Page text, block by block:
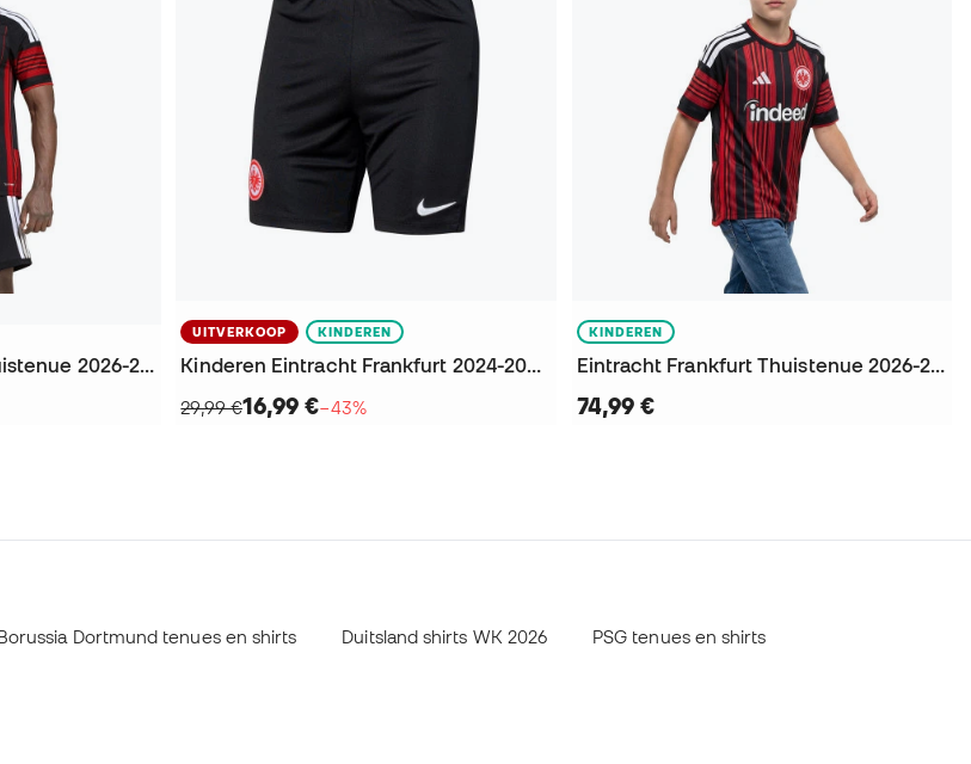
Eintracht Frankfurt Thuistenue 2026-2027 Shirt
UITVERKOOP KINDEREN
Kinderen Eintracht Frankfurt 2024-2025 Thuis Shorts
29,99 €16,99 €−43%
KINDEREN
Eintracht Frankfurt Thuistenue 2026-2027 Kind Shirt
74,99 €
Dortmund tenues en shirts Duitsland shirts WK 2026 PSG tenues en shirts